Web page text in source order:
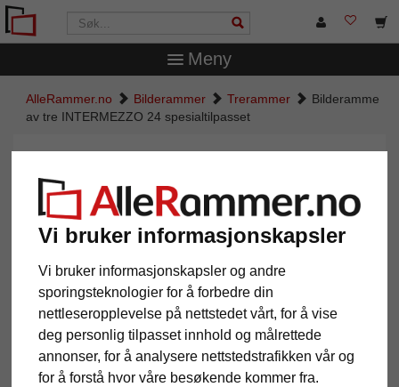
Vi bruker informasjonskapsler
Vi bruker informasjonskapsler og andre
sporingsteknologier for å forbedre din
nettleseropplevelse på nettstedet vårt, for å vise
deg personlig tilpasset innhold og målrettede
annonser, for å analysere nettstedstrafikken vår og
for å forstå hvor våre besøkende kommer fra.
Meny
AlleRammer.no Bilderammer Trerammer
Bilderamme
av tre INTERMEZZO 24 spesialtilpasset
Bilderamme av tre INTERMEZZO
24 spesialtilpasset